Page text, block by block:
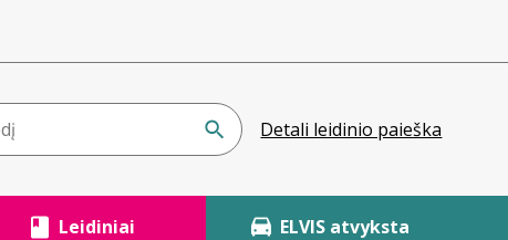
Detali leidinio paieška
Leidiniai ELVIS atvyksta